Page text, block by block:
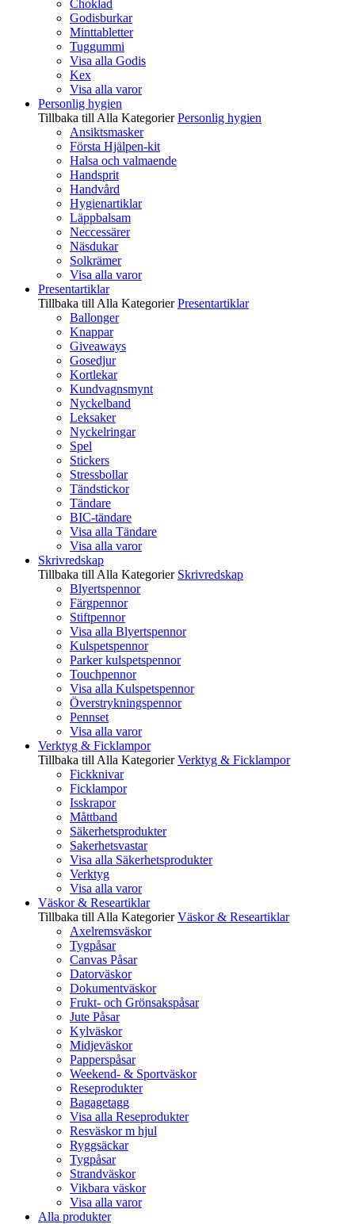
Choklad
Godisburkar
Minttabletter
Tuggummi
Visa alla Godis
Kex
Visa alla varor
Personlig hygien
Tillbaka till Alla Kategorier Personlig hygien
Ansiktsmasker
Första Hjälpen-kit
Halsa och valmaende
Handsprit
Handvård
Hygienartiklar
Läppbalsam
Neccessärer
Näsdukar
Solkrämer
Visa alla varor
Presentartiklar
Tillbaka till Alla Kategorier Presentartiklar
Ballonger
Knappar
Giveaways
Gosedjur
Kortlekar
Kundvagnsmynt
Nyckelband
Leksaker
Nyckelringar
Spel
Stickers
Stressbollar
Tändstickor
Tändare
BIC-tändare
Visa alla Tändare
Visa alla varor
Skrivredskap
Tillbaka till Alla Kategorier Skrivredskap
Blyertspennor
Färgpennor
Stiftpennor
Visa alla Blyertspennor
Kulspetspennor
Parker kulspetspennor
Touchpennor
Visa alla Kulspetspennor
Överstrykningspennor
Pennset
Visa alla varor
Verktyg & Ficklampor
Tillbaka till Alla Kategorier Verktyg & Ficklampor
Fickknivar
Ficklampor
Isskrapor
Måttband
Säkerhetsprodukter
Sakerhetsvastar
Visa alla Säkerhetsprodukter
Verktyg
Visa alla varor
Väskor & Researtiklar
Tillbaka till Alla Kategorier Väskor & Researtiklar
Axelremsväskor
Tygpåsar
Canvas Påsar
Datorväskor
Dokumentväskor
Frukt- och Grönsakspåsar
Jute Påsar
Kylväskor
Midjeväskor
Papperspåsar
Weekend- & Sportväskor
Reseprodukter
Bagagetagg
Visa alla Reseprodukter
Resväskor m hjul
Ryggsäckar
Tygpåsar
Strandväskor
Vikbara väskor
Visa alla varor
Alla produkter